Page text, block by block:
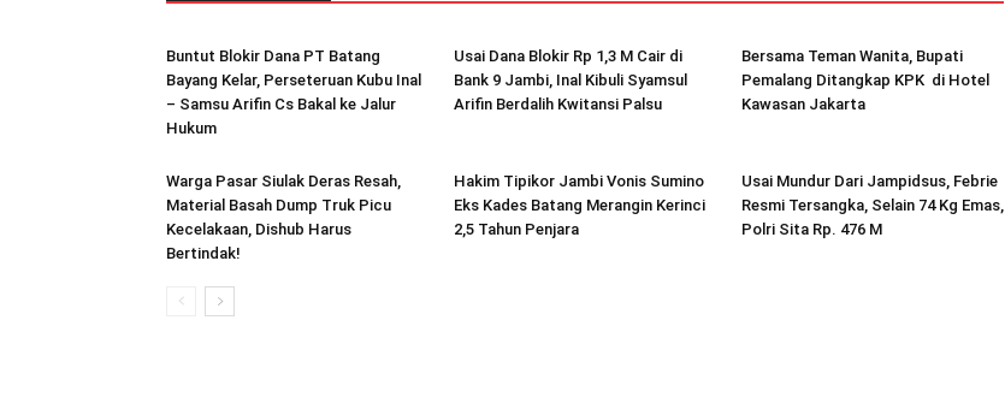
Buntut Blokir Dana PT Batang
Bayang Kelar, Perseteruan Kubu Inal
– Samsu Arifin Cs Bakal ke Jalur
Hukum
Usai Dana Blokir Rp 1,3 M Cair di
Bank 9 Jambi, Inal Kibuli Syamsul
Arifin Berdalih Kwitansi Palsu
Bersama Teman Wanita, Bupati
Pemalang Ditangkap KPK di Hotel
Kawasan Jakarta
Warga Pasar Siulak Deras Resah,
Material Basah Dump Truk Picu
Kecelakaan, Dishub Harus
Bertindak!
Hakim Tipikor Jambi Vonis Sumino
Eks Kades Batang Merangin Kerinci
2,5 Tahun Penjara
Usai Mundur Dari Jampidsus, Febrie
Resmi Tersangka, Selain 74 Kg Emas,
Polri Sita Rp. 476 M